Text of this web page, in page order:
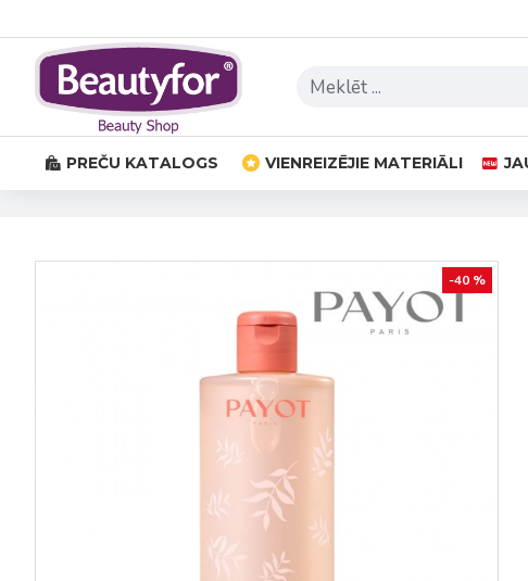
PREČU KATALOGS VIENREIZĒJIE MATERIĀLI
-40 %